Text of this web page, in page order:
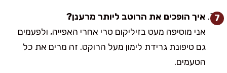
איך הופכים את הרוטב ליותר מרענן?
אני מוסיפה מעט בזיליקום טרי אחרי האפייה, ולפעמים
גם טיפונת גרידת לימון מעל הרוקט. זה מרים את כל
הטעמים.